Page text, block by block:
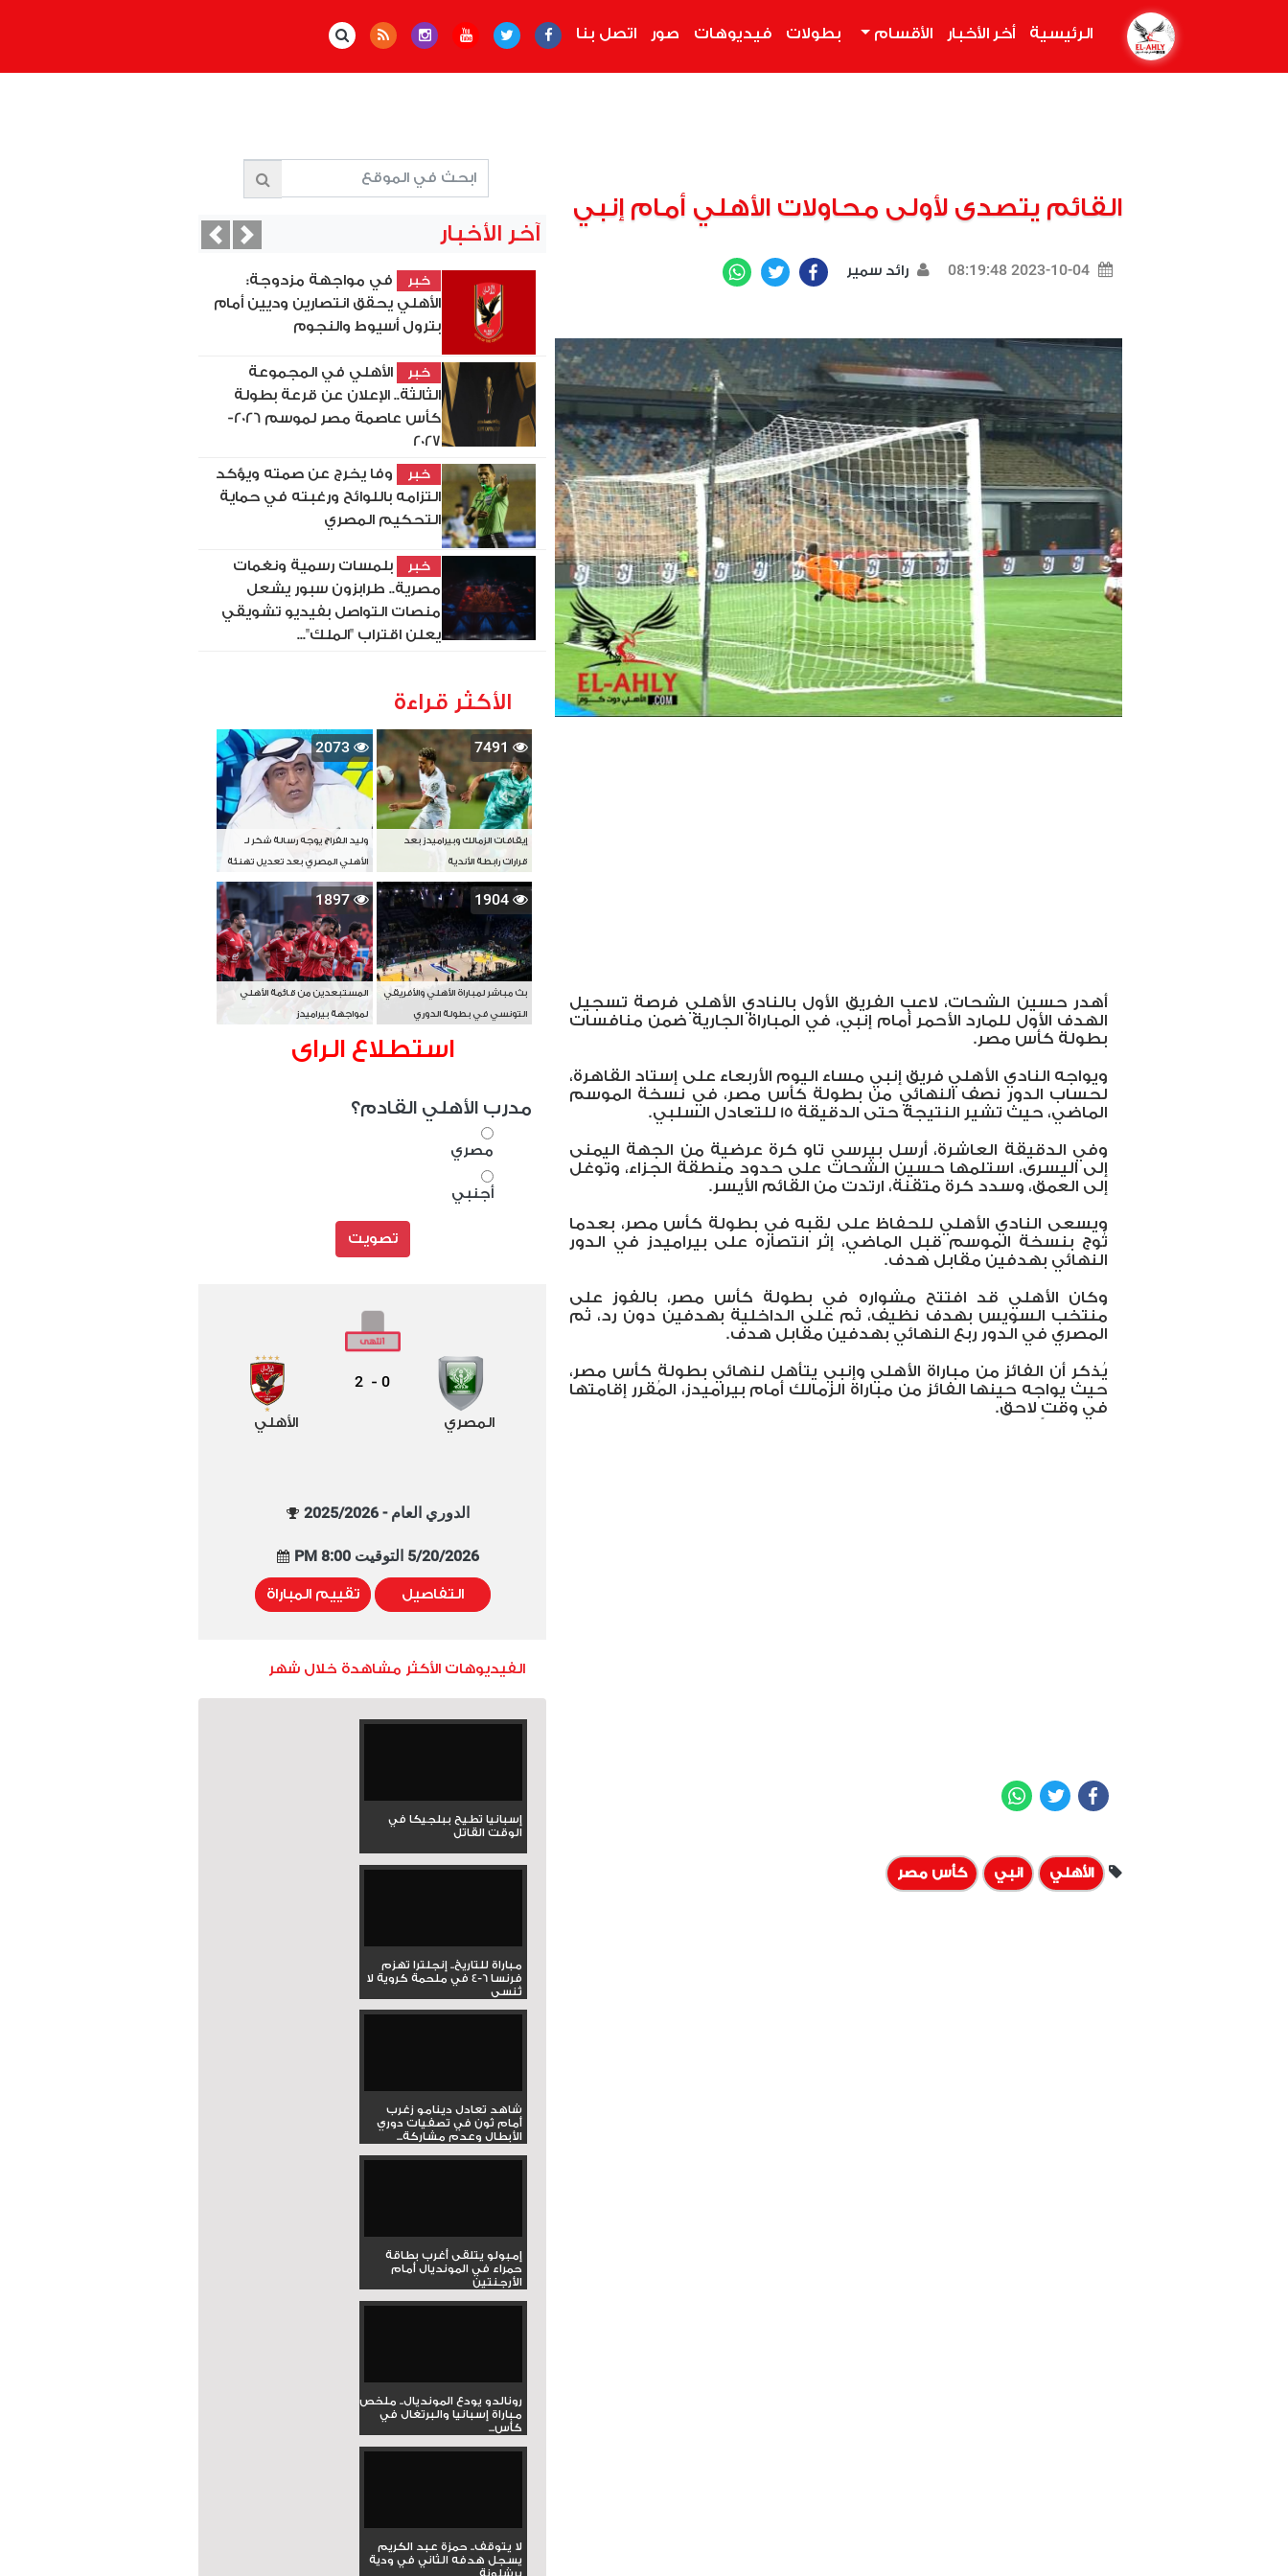
الرئيسية أخر الأخبار الأقسام بطولات فيديوهات صور اتصل بنا
القائم يتصدى لأولى محاولات الأهلي أمام إنبي
2023-10-04 08:19:48 رائد سمير Facebook
Twitter
أهدر حسين الشحات، لاعب الفريق الأول بالنادي الأهلي فرصة تسجيل
الهدف الأول للمارد الأحمر أمام إنبي، في المباراة الجارية ضمن منافسات
بطولة كأس مصر.
ويواجه النادي الأهلي فريق إنبي مساء اليوم الأربعاء على إستاد القاهرة،
لحساب الدور نصف النهائي من بطولة كأس مصر، في نسخة الموسم
الماضي، حيث تشير النتيجة حتى الدقيقة 15 للتعادل السلبي.
وفي الدقيقة العاشرة، أرسل بيرسي تاو كرة عرضية من الجهة اليمنى
إلى اليسرى، استلمها حسين الشحات على حدود منطقة الجزاء، وتوغل
إلى العمق، وسدد كرة متقنة، ارتدت من القائم الأيسر.
ويسعى النادي الأهلي للحفاظ على لقبه في بطولة كأس مصر، بعدما
تُوج بنسخة الموسم قبل الماضي، إثر انتصاره على بيراميدز في الدور
النهائي بهدفين مقابل هدف.
وكان الأهلي قد افتتح مشواره في بطولة كأس مصر، بالفوز على
منتخب السويس بهدف نظيف، ثم على الداخلية بهدفين دون رد، ثم
المصري في الدور ربع النهائي بهدفين مقابل هدف.
يُذكر أن الفائز من مباراة الأهلي وإنبي يتأهل لنهائي بطولة كأس مصر،
حيث يواجه حينها الفائز من مباراة الزمالك أمام بيراميدز، المُقرر إقامتها
في وقتٍ لاحق.
Facebook
Twitter
الأهلي انبي كأس مصر
آخر الأخبار
خبر
في مواجهة مزدوجة:
الأهلي يحقق انتصارين وديين أمام
بترول أسيوط والنجوم
خبر
الأهلي في المجموعة
الثالثة.. الإعلان عن قرعة بطولة
كأس عاصمة مصر لموسم 2026-
2027
خبر
وفا يخرج عن صمته ويؤكد
التزامه باللوائح ورغبته في حماية
التحكيم المصري
خبر
بلمسات رسمية ونغمات
مصرية.. طرابزون سبور يشعل
منصات التواصل بفيديو تشويقي
يعلن اقتراب "الملك"...
PreviousNext
الأكثر قراءة
7491
إيقافات الزمالك وبيراميدز بعد
قرارات رابطة الأندية
2073
وليد الفراج يوجه رسالة شكر لـ
الأهلي المصري بعد تعديل تهنئة
بطل آسيا
1904
بث مباشر لمباراة الأهلي والأفريقي
التونسي في بطولة الدوري
1897
المستبعدين من قائمة الأهلي
لمواجهة بيراميدز
استطلاع الراى
مدرب الأهلي القادم؟
مصري
أجنبي
تصويت
المصري
0
-
2
الأهلي
الدوري العام - 2025/2026
5/20/2026 التوقيت 8:00 PM
التفاصيل تقييم المباراة
الفيديوهات الأكثر مشاهدة خلال شهر
إسبانيا تطيح ببلجيكا في
الوقت القاتل
مباراة للتاريخ.. إنجلترا تهزم
فرنسا 6-4 في ملحمة كروية لا
تُنسى
شاهد تعادل دينامو زغرب
أمام ثون في تصفيات دوري
الأبطال وعدم مشاركة...
إمبولو يتلقى أغرب بطاقة
حمراء في المونديال أمام
الأرجنتين
رونالدو يودع المونديال.. ملخص
مباراة إسبانيا والبرتغال في
كأس...
لا يتوقف.. حمزة عبد الكريم
يسجل هدفه الثاني في ودية
برشلونة